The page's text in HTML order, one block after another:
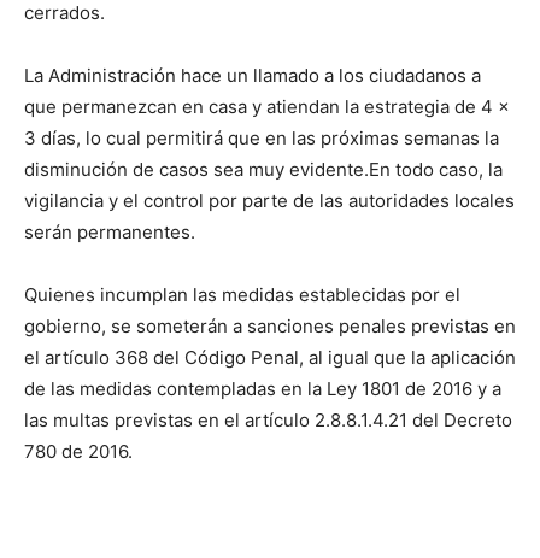
cerrados.
La Administración hace un llamado a los ciudadanos a
que permanezcan en casa y atiendan la estrategia de 4 x
3 días, lo cual permitirá que en las próximas semanas la
disminución de casos sea muy evidente.En todo caso, la
vigilancia y el control por parte de las autoridades locales
serán permanentes.
Quienes incumplan las medidas establecidas por el
gobierno, se someterán a sanciones penales previstas en
el artículo 368 del Código Penal, al igual que la aplicación
de las medidas contempladas en la Ley 1801 de 2016 y a
las multas previstas en el artículo 2.8.8.1.4.21 del Decreto
780 de 2016.